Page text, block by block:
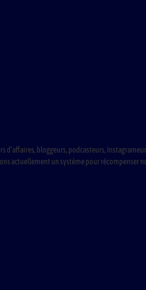
d’affaires, bloggeurs, podcasteurs,
actuellement un système pour récompenser